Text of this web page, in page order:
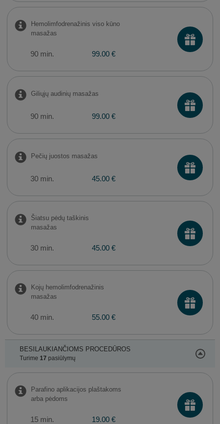
Hemolimfodrenažinis viso kūno
masažas
90 min. 99.00 €
Giliųjų audinių masažas
90 min. 99.00 €
Pečių juostos masažas
30 min. 45.00 €
Šiatsu pėdų taškinis
masažas
30 min. 45.00 €
Kojų hemolimfodrenažinis
masažas
40 min. 55.00 €
BESILAUKIANČIOMS PROCEDŪROS
Turime 17 pasiūlymų
Parafino aplikacijos plaštakoms
arba pėdoms
15 min. 19.00 €